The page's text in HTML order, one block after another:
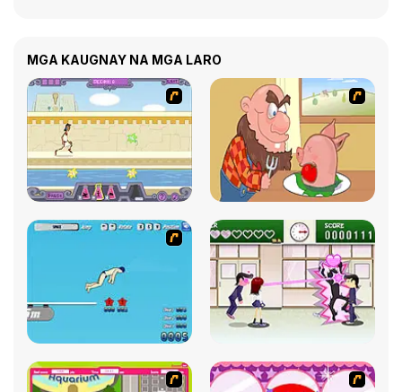
MGA KAUGNAY NA MGA LARO